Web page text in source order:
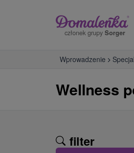
członek grupy Sorger
Wprowadzenie
Wellness
filter